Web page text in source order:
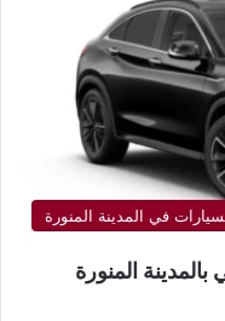
في المدينة المنورة
المنورة